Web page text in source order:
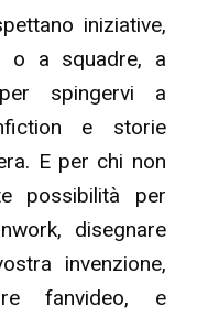
iniziative,
o a squadre, a
spingervi a
e storie
E per chi non
possibilità per
disegnare
invenzione,
fanvideo, e